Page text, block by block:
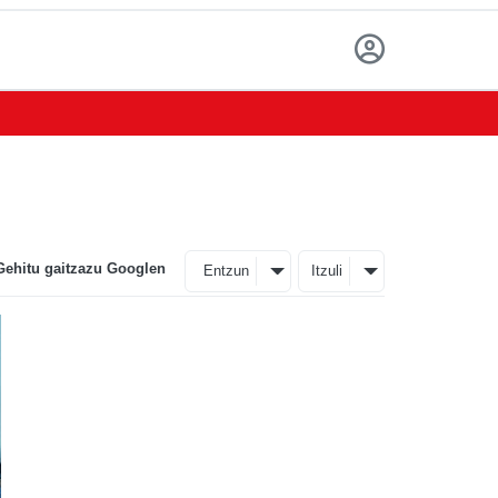
gaitzazu Googlen Entzun Itzuli